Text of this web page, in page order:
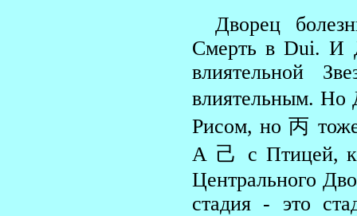
Дворец
Смерть в Dui. И
влиятельной
влиятельным. Но
Рисом, но 丙
А 己 с Птицей,
Центрального
стадия - это